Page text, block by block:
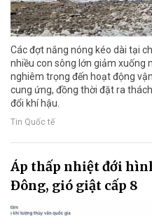
Các đợt nắng nóng kéo dài tại
nhiều con sông lớn giảm xuống
nghiêm trọng đến hoạt động
cung ứng, đồng thời đặt ra
đổi khí hậu.
Tin Quốc tế
Áp thấp nhiệt đới
Đông, gió giật cấp 8